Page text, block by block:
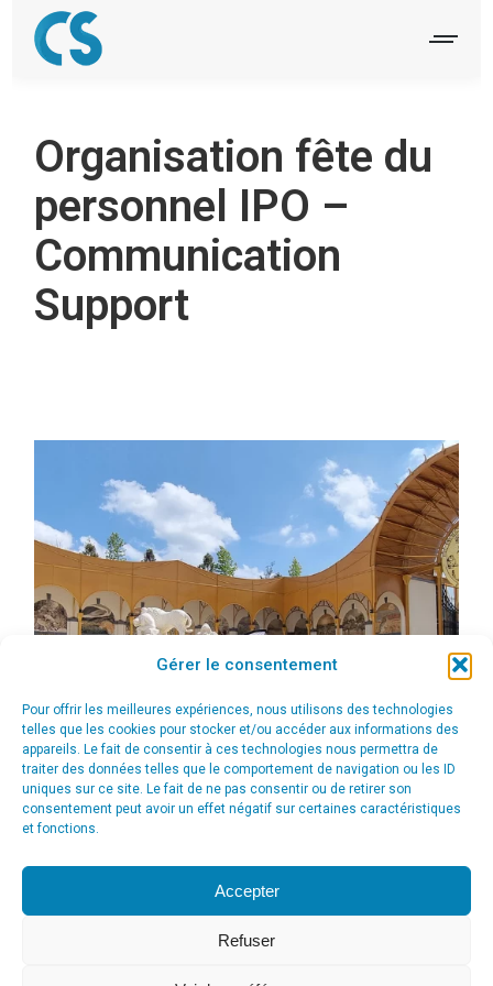
Gérer le consentement
Pour offrir les meilleures expériences, nous utilisons des technologies
telles que les cookies pour stocker et/ou accéder aux informations des
appareils. Le fait de consentir à ces technologies nous permettra de
traiter des données telles que le comportement de navigation ou les ID
uniques sur ce site. Le fait de ne pas consentir ou de retirer son
consentement peut avoir un effet négatif sur certaines caractéristiques
et fonctions.
Accepter
Refuser
Organisation fête du
personnel IPO –
Communication
Support